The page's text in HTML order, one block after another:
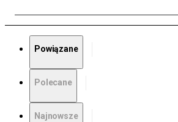
Powiązane
Polecane
Najnowsze